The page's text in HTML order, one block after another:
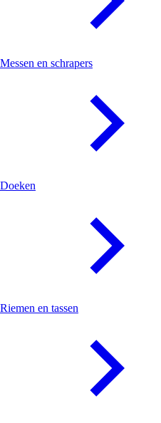
Messen en schrapers
Doeken
Riemen en tassen